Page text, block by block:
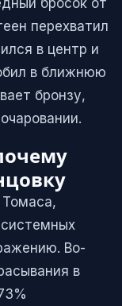
бросок от
перехватил
в центр и
в ближнюю
бронзу,
Томаса,
Во-
в